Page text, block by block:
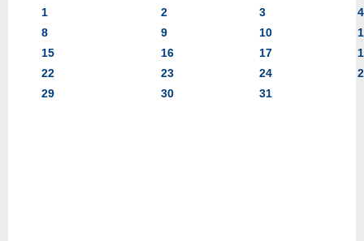
1
2 3
4
8
9 10
15
16 17
22
23 24
29
30 31